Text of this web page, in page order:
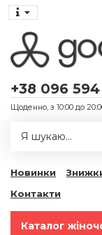
+38 096
Щоденно, з 10:00 до
Новинки
Контакти
Каталог